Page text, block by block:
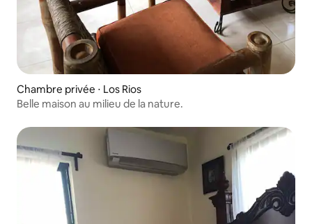
Chambre privée ⋅ Los Rios
Belle maison au milieu de la nature.